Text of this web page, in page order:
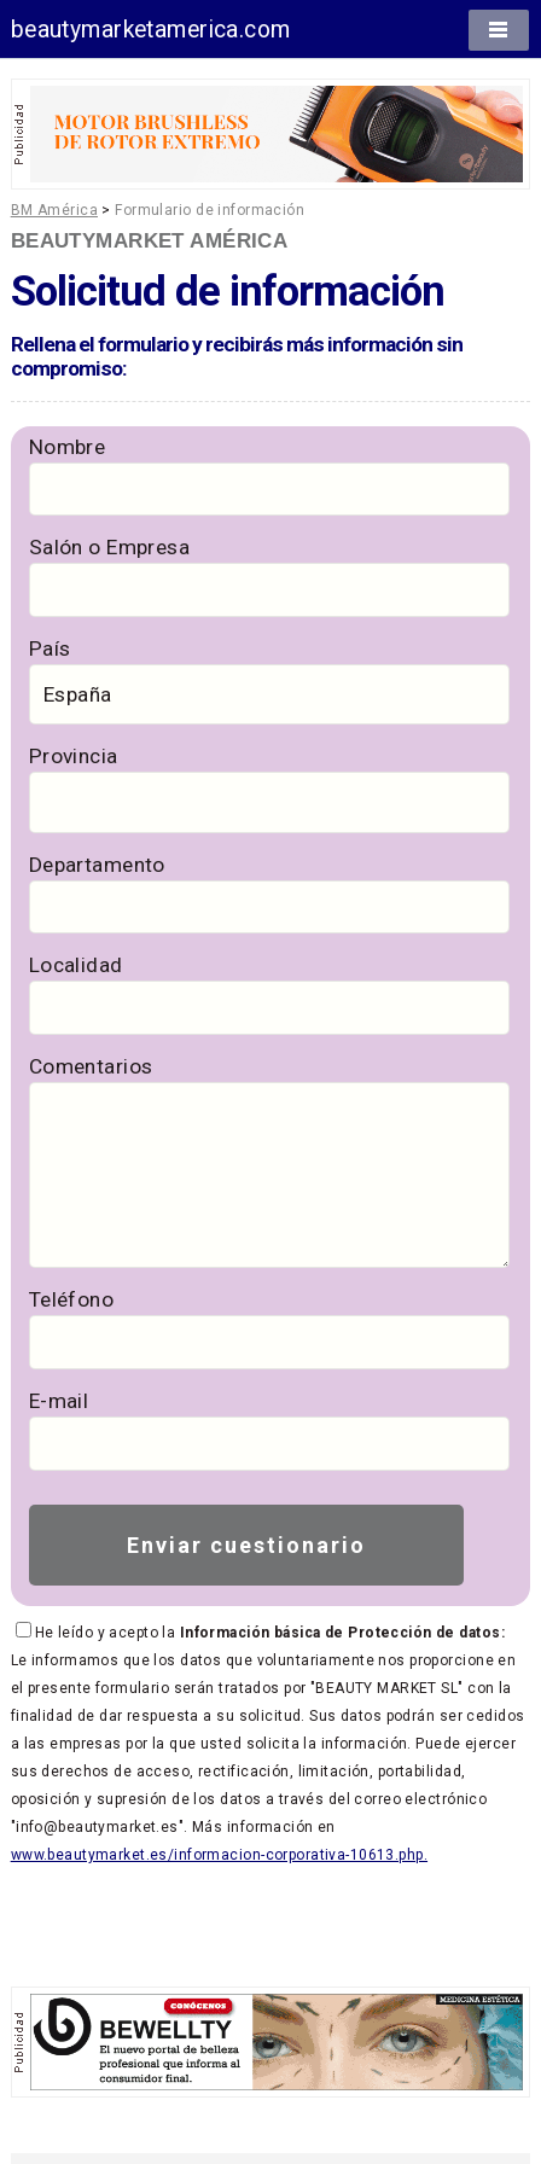
beautymarketamerica.com
BM América > Formulario de información
BEAUTYMARKET AMÉRICA
Solicitud de información
Rellena el formulario y recibirás más información sin
compromiso:
Nombre
Salón o Empresa
País
Provincia
Departamento
Localidad
Comentarios
Teléfono
E-mail
He leído y acepto la Información básica de Protección de datos:
Le informamos que los datos que voluntariamente nos proporcione en
el presente formulario serán tratados por "BEAUTY MARKET SL" con la
finalidad de dar respuesta a su solicitud. Sus datos podrán ser cedidos
a las empresas por la que usted solicita la información. Puede ejercer
sus derechos de acceso, rectificación, limitación, portabilidad,
oposición y supresión de los datos a través del correo electrónico
"info@beautymarket.es". Más información en
www.beautymarket.es/informacion-corporativa-10613.php.